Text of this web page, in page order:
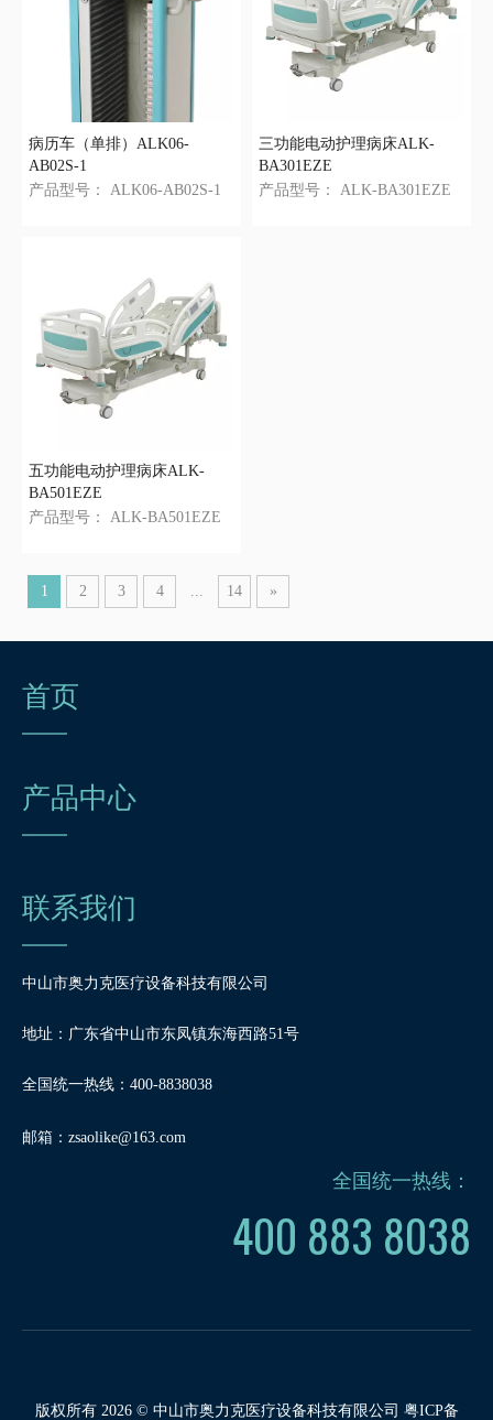
病历车（单排）ALK06-
AB02S-1
产品型号：
ALK06-AB02S-1
三功能电动护理病床ALK-
BA301EZE
产品型号：
ALK-BA301EZE
五功能电动护理病床ALK-
BA501EZE
产品型号：
ALK-BA501EZE
1 2 3 4 14 »
首页
产品中心
联系我们
中山市奥力克医疗设备科技有限公司
地址：广东省中山市东凤镇东海西路51号
全国统一热线：400-8838038
邮箱： zsaolike@163.com
全国统一热线：
400 883 8038
版权所有 2026© 中山市奥力克医疗设备科技有限公司 粤ICP备